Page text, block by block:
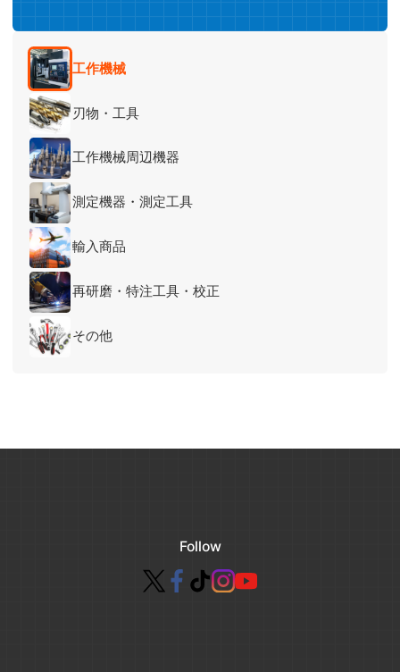
工作機械
刃物・工具
工作機械周辺機器
測定機器・測定工具
輸入商品
再研磨・特注工具・校正
その他
Follow